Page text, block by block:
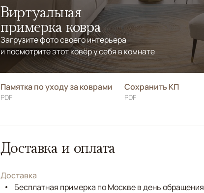
Виртуальная
примерка ковра
Загрузите фото своего интерьера
и посмотрите этот ковёр у себя в комнате
Памятка по уходу за коврами
PDF
Сохранить КП
PDF
Доставка и оплата
Доставка
Бесплатная примерка по Москве в день обращения